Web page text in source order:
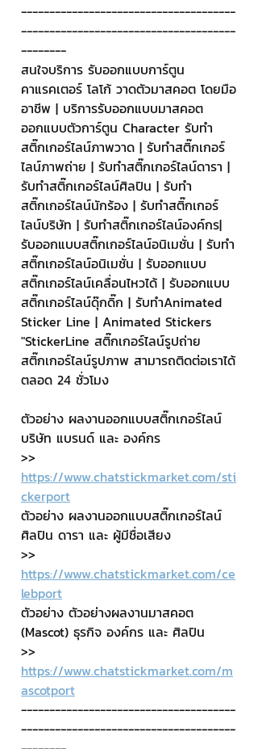
--------------------------------------
--------------------------------------
--------
สนใจบริการ รับออกแบบการ์ตูน
คาแรคเตอร์ โลโก้ วาดตัวมาสคอต โดยมือ
อาชีพ | บริการรับออกแบบมาสคอต
ออกแบบตัวการ์ตูน Character รับทำ
สติ๊กเกอร์ไลน์ภาพวาด | รับทำสติ๊กเกอร์
ไลน์ภาพถ่าย | รับทำสติ๊กเกอร์ไลน์ดารา |
รับทำสติ๊กเกอร์ไลน์ศิลปิน | รับทำ
สติ๊กเกอร์ไลน์นักร้อง | รับทำสติ๊กเกอร์
ไลน์บริษัท | รับทำสติ๊กเกอร์ไลน์องค์กร|
รับออกแบบสติ๊กเกอร์ไลน์อนิเมชั่น | รับทำ
สติ๊กเกอร์ไลน์อนิเมชั่น | รับออกแบบ
สติ๊กเกอร์ไลน์เคลื่อนไหวได้ | รับออกแบบ
สติ๊กเกอร์ไลน์ดุ๊กดิ๊ก | รับทำAnimated
Sticker Line | Animated Stickers
"StickerLine สติ๊กเกอร์ไลน์รูปถ่าย
สติ๊กเกอร์ไลน์รูปภาพ สามารถติดต่อเราได้
ตลอด 24 ชั่วโมง
ตัวอย่าง ผลงานออกแบบสติ๊กเกอร์ไลน์
บริษัท แบรนด์ และ องค์กร
>>
https://www.chatstickmarket.com/sti
ckerport
ตัวอย่าง ผลงานออกแบบสติ๊กเกอร์ไลน์
ศิลปิน ดารา และ ผู้มีชื่อเสียง
>>
https://www.chatstickmarket.com/ce
lebport
ตัวอย่าง ตัวอย่างผลงานมาสคอต
(Mascot) ธุรกิจ องค์กร และ ศิลปิน
>>
https://www.chatstickmarket.com/m
ascotport
--------------------------------------
--------------------------------------